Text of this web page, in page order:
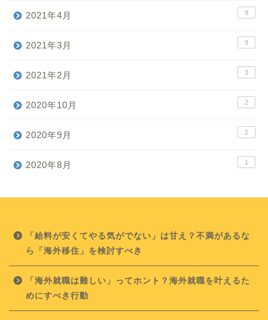
2021年4月 9
2021年3月 9
2021年2月 3
2020年10月 2
2020年9月 2
2020年8月 1
「給料が安くてやる気がでない」は甘え？不満があるな
ら「海外移住」を検討すべき
「海外就職は難しい」ってホント？海外就職を叶えるた
めにすべき行動